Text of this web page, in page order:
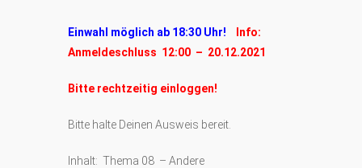
Einwahl möglich ab 18:30 Uhr!
Info:
Anmeldeschluss 12:00 – 20.12.2021
Bitte rechtzeitig einloggen!
Bitte halte Deinen Ausweis bereit.
Inhalt: Thema 08 – Andere